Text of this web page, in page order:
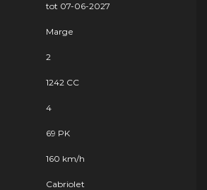
tot 07-06-2027
Marge
2
1242 CC
4
69 PK
160 km/h
Cabriolet